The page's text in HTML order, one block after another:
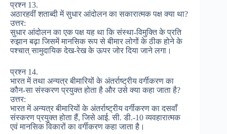
प्रश्न 13.
अठारहवीं शताब्दी में सुधार आंदोलन का सकारात्मक पक्ष क्या था?
उत्तर:
सुधार आंदोलन का एक पक्ष यह था कि संस्था-विमुक्ति के प्रति
रुझान बढ़ा जिसमें मानसिक रूप से बीमार लोगों के ठीक होने के
पश्चात् सामुदायिक देख-रेख के ऊपर जोर दिया जाने लगा।
प्रश्न 14.
भारत में तथा अन्यत्र बीमारियों के अंतर्राष्ट्रीय वर्गीकरण का
कौन-सा संस्करण प्रयुक्त होता है और उसे क्या कहा जाता है?
उत्तर:
भारत में अन्यत्र बीमारियों के अंतर्राष्ट्रीय वर्गीकरण का दसवाँ
संस्करण प्रयुक्त होता हैं, जिसे आई. सी. डी.-10 व्यवहारात्मक
एवं मानसिक विकारों का वर्गीकरण कहा जाता है।